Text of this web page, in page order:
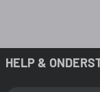
HELP &